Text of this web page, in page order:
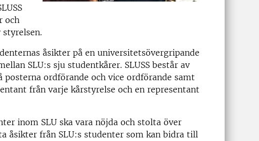
och
åsikter på en universitetsövergripande
SLU:s sju studentkårer. SLUSS består av
ordförande och vice ordförande samt
från varje kårstyrelse och en representant
inom SLU ska vara nöjda och stolta över
åsikter från SLU:s studenter som kan bidra till